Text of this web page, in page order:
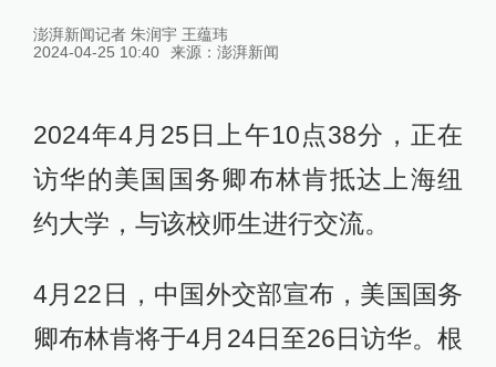
澎湃新闻记者 朱润宇 王蕴玮
2024-04-25 10:40
来源： 澎湃新闻
2024年4月25日上午10点38分，正在
访华的美国国务卿布林肯抵达上海纽
约大学，与该校师生进行交流。
4月22日，中国外交部宣布，美国国务
卿布林肯将于4月24日至26日访华。根